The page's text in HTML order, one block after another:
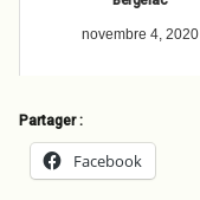
novembre 4, 2020
Partager :
Facebook